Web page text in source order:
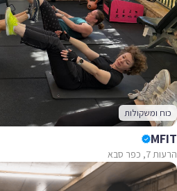
כוח ומשקולות
MFIT
הרעות 7, כפר סבא